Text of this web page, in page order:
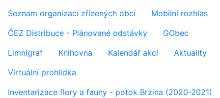
Seznam organizací zřízených obcí
Mobilní rozhlas
ČEZ Distribuce - Plánované odstávky
GObec
Limnigraf
Knihovna Kalendář akcí
Aktuality
Virtuální prohlídka
Inventarizace flory a fauny - potok Brzina (2020-2021)